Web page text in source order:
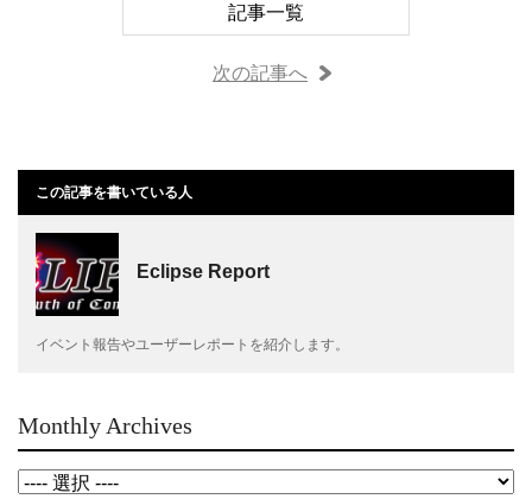
記事一覧
次の記事へ
この記事を書いている人
Eclipse Report
イベント報告やユーザーレポートを紹介します。
Monthly Archives